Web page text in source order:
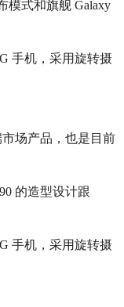
模式和旗舰 Galaxy
场产品，也是目前
的造型设计跟